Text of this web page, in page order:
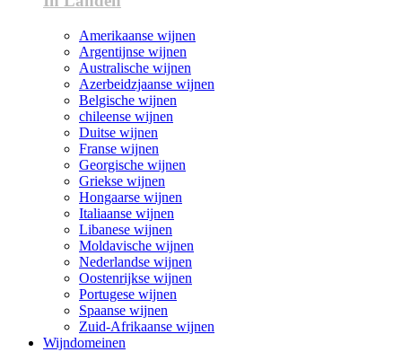
Amerikaanse wijnen
Argentijnse wijnen
Australische wijnen
Azerbeidzjaanse wijnen
Belgische wijnen
chileense wijnen
Duitse wijnen
Franse wijnen
Georgische wijnen
Griekse wijnen
Hongaarse wijnen
Italiaanse wijnen
Libanese wijnen
Moldavische wijnen
Nederlandse wijnen
Oostenrijkse wijnen
Portugese wijnen
Spaanse wijnen
Zuid-Afrikaanse wijnen
Wijndomeinen